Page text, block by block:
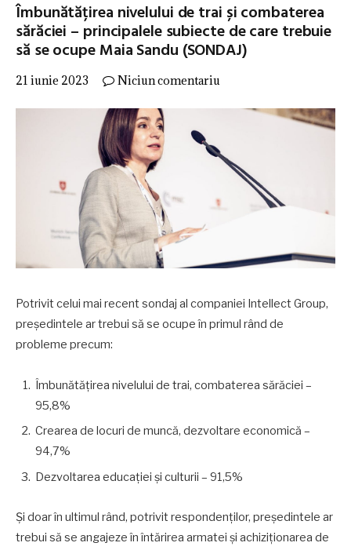
Îmbunătățirea nivelului de trai și combaterea
sărăciei – principalele subiecte de care trebuie
să se ocupe Maia Sandu (SONDAJ)
21 iunie 2023 Niciun comentariu
Potrivit celui mai recent sondaj al companiei Intellect Group,
președintele ar trebui să se ocupe în primul rând de
probleme precum:
Îmbunătățirea nivelului de trai, combaterea sărăciei –
95,8%
Crearea de locuri de muncă, dezvoltare economică –
94,7%
Dezvoltarea educației și culturii – 91,5%
Și doar în ultimul rând, potrivit respondenților, președintele ar
trebui să se angajeze în întărirea armatei și achiziționarea de